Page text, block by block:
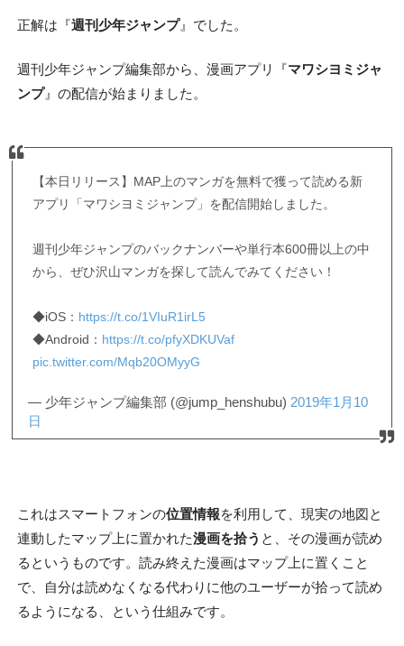
正解は『週刊少年ジャンプ』でした。
週刊少年ジャンプ編集部から、漫画アプリ『マワシヨミジャ
ンプ』の配信が始まりました。
【本日リリース】MAP上のマンガを無料で獲って読める新
アプリ「マワシヨミジャンプ」を配信開始しました。
週刊少年ジャンプのバックナンバーや単行本600冊以上の中
から、ぜひ沢山マンガを探して読んでみてください！
◆iOS： https://t.co/1VIuR1irL5
◆Android： https://t.co/pfyXDKUVaf
pic.twitter.com/Mqb20OMyyG
— 少年ジャンプ編集部 (@jump_henshubu) 2019年1月10
日
これはスマートフォンの位置情報を利用して、現実の地図と
連動したマップ上に置かれた漫画を拾う と、その漫画が読め
るというものです。読み終えた漫画はマップ上に置くこと
で、自分は読めなくなる代わりに他のユーザーが拾って読め
るようになる、という仕組みです。